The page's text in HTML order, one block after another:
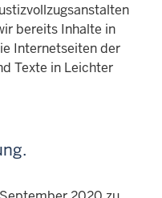
bereits Inhalte in
Internetseiten der
Texte in Leichter